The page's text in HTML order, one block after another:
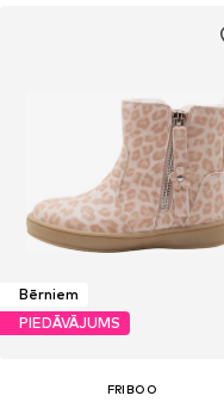
Bērniem
PIEDĀVĀJUMS
FRIBOO